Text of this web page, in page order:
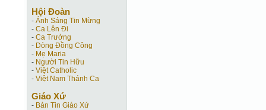
Hội Ðoàn
- Ánh Sáng Tin Mừng
- Ca Lên Đi
- Ca Trưởng
- Dòng Đồng Công
- Mẹ Maria
- Người Tin Hữu
- Việt Catholic
- Việt Nam Thánh Ca
Giáo Xứ
- Bản Tin Giáo Xứ